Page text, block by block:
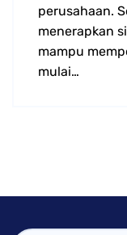
perusahaan.
menerapkan
mampu
mulai…